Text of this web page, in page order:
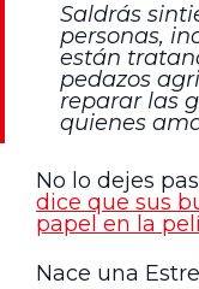
Saldrás
personas,
están
pedazos
reparar las
quienes
No lo dejes
dice que sus
papel en la
Nace una